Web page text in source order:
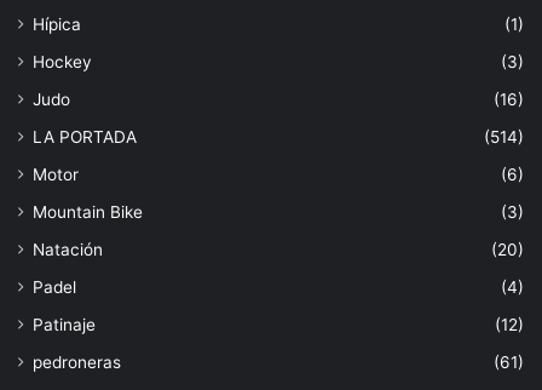
Hípica
(1)
Hockey
(3)
Judo
(16)
LA PORTADA
(514)
Motor
(6)
Mountain Bike
(3)
Natación
(20)
Padel
(4)
Patinaje
(12)
pedroneras
(61)